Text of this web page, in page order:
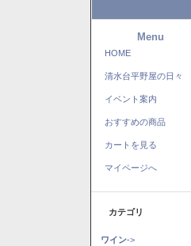
Menu
HOME
清水台平野屋の日々
イベント案内
おすすめの商品
カートを見る
マイページへ
カテゴリ
ワイン->